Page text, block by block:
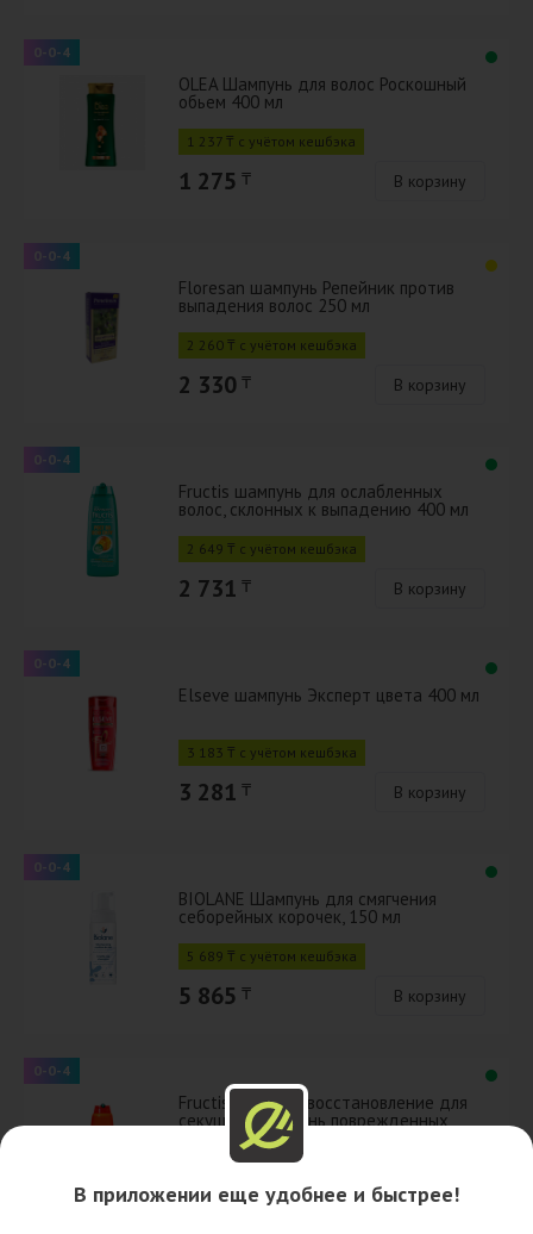
0-0-4
OLEA Шампунь для волос Роскошный
обьем 400 мл
1 237 ₸ с учётом кешбэка
1 275 ₸ В корзину
0-0-4
Floresan шампунь Репейник против
выпадения волос 250 мл
2 260 ₸ с учётом кешбэка
2 330 ₸ В корзину
0-0-4
Fructis шампунь для ослабленных
волос, склонных к выпадению 400 мл
2 649 ₸ с учётом кешбэка
2 731 ₸ В корзину
0-0-4
Elseve шампунь Эксперт цвета 400 мл
3 183 ₸ с учётом кешбэка
3 281 ₸ В корзину
0-0-4
BIOLANE Шампунь для смягчения
себорейных корочек, 150 мл
5 689 ₸ с учётом кешбэка
5 865 ₸ В корзину
0-0-4
Fructis шампунь восстановление для
секущихся и очень поврежденных
волос SOS 400 мл
2 649 ₸ с учётом кешбэка
2 731 ₸ В корзину
В приложении еще удобнее и быстрее!